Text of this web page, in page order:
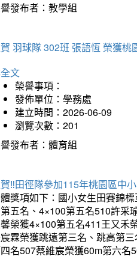
發布者：教學組
羽球隊 302班 張語恆 榮獲
文
榮譽事項：
發佈單位：學務處
建立時間：2026-06-09
瀏覽次數：201
發布者：體育組
‼️田徑隊參加115年桃園區中
獎項如下：國小女生田賽錦
五名、4×100第五名510許采
榮獲4×100第五名411王又禾
霖榮獲跳遠第三名、跳高第
名507蔡維宸榮獲60m第六名